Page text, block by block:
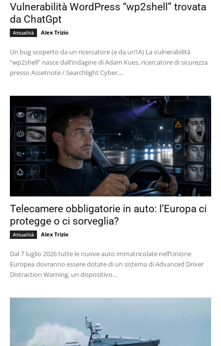
Vulnerabilità WordPress “wp2shell” trovata
da ChatGpt
Attualità Alex Trizio
Un bug scoperto da un ricercatore (e da un’IA) La vulnerabilità
“wp2shell” nasce dall’indagine di Adam Kues, ricercatore di sicurezza
presso Assetnote / Searchlight Cyber,...
Telecamere obbligatorie in auto: l’Europa ci
protegge o ci sorveglia?
Attualità Alex Trizio
Dal 7 luglio 2026 tutte le nuove auto immatricolate nell’Unione
Europea dovranno essere dotate di un sistema di Advanced Driver
Distraction Warning, un dispositivo...